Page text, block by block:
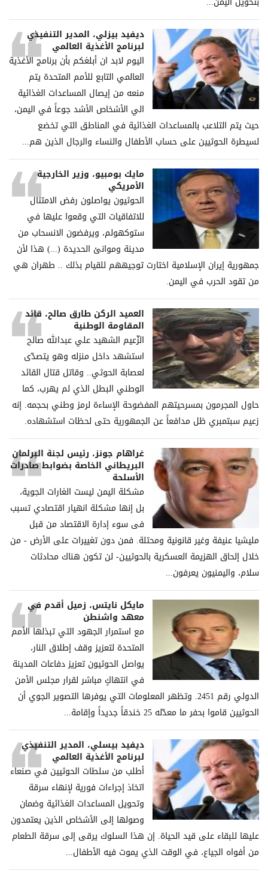
ديفيد بيزلي، المدير التنفيذي
لبرنامج الأغذية العالمي
اليوم لابد ان أبلغكم بأن برنامج الأغذية
العالمي التابع للأمم المتحدة يتم
منعه من إيصال المساعدات الغذائية
الي الأشخاص الأشد جوعاً في اليمن،
حيث يتم التلاعب بالمساعدات الغذائية في المناطق التي تخضع
لسيطرة الحوثيين على حساب الأطفال والنساء والرجال الذين هم...
مايك بومبيو، وزير الخارجية
الأمريكي
الحوثيون يواصلون رفض الامتثال
للاتفاقيات التي وقعوا عليها في
ستوكهولم، ويرفضون الانسحاب من
مدينة وموانئ الحديدة (...) هذا لأن
جمهورية إيران الإسلامية اختارت توجيههم للقيام بذلك .. طهران هي
من تقود الحرب في اليمن.
العميد الركن طارق صالح، قائد
المقاومة الوطنية
الزّعيم الشهيد علي عبدالله صالح
استشهد داخل منزله وهو يتصدّى
لعصابة الحوثي.. وقاتل قتال القائد
الوطني البطل الذي لم يهرب، كما
حاول المجرمون بمسرحيتهم المفضوحة الإساءة لرمز وطني بحجمه. إنه
زعيم سبتمبري ظل مدافعاً عن الجمهورية حتى لحظات استشهاده.
غراھام جونز، رئیس لجنة البرلمان
البریطاني الخاصة بضوابط صادرات
الأسلحة
مشكلة الیمن لیست الغارات الجویة،
بل إنھا مشكلة انھیار اقتصادي تسبب
فی سوء إدارة الاقتصاد من قبل
ملیشیا عنیفة وغیر قانونیة ومحتلة. فمن دون تغییرات على الأرض - من
خلال إلحاق الھزیمة العسكریة بالحوثیین- لن تكون ھناك محادثات
سلام، والیمنیون یعرفون...
مايكل نايتس، زميل أقدم في
معهد واشنطن
مع استمرار الجهود التي تبذلها الأمم
المتحدة لتعزيز وقف إطلاق النار،
يواصل الحوثيون تعزيز دفاعات المدينة
في انتهاكٍ مباشر لقرار مجلس الأمن
الدولي رقم 2451. وتظهر المعلومات التي يوفرها التصوير الجوي أن
الحوثيين قاموا بحفر ما معدّله 25 خندقاً جديداً وإقامة...
ديفيد بيسلي، المدير التنفيذي
لبرنامج الأغذية العالمي
أطلب من سلطات الحوثيين في صنعاء
اتخاذ إجراءات فورية لإنهاء سرقة
وتحويل المساعدات الغذائية وضمان
وصولها إلى الأشخاص الذين يعتمدون
عليها للبقاء على قيد الحياة. إن هذا السلوك يرقى إلى سرقة الطعام
من أفواه الجياع، في الوقت الذي يموت فيه الأطفال...